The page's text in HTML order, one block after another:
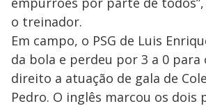
o treinador.
Em campo, o PSG de Luis
da bola e perdeu por 3 a 0 para
direito a atuação de gala de
Pedro. O inglês marcou os dois